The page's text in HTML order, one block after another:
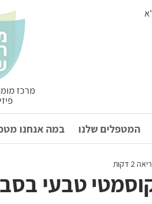
מרכז
המטפלים שלנו במה אנחנו
טבעי
2 דקות